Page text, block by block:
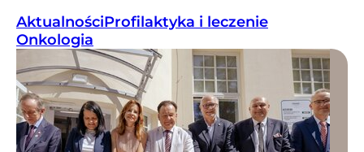
AktualnościProfilaktyka i leczenie
Onkologia